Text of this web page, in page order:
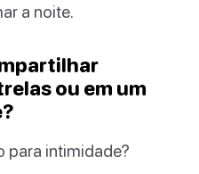
a noite.
ou em um
para intimidade?